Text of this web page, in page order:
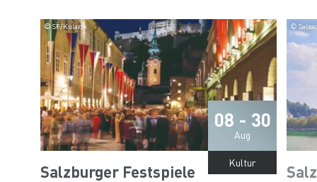
08 - 30
Aug
© SF/Kolarik
Kultur
Salzburger Festspiele
©